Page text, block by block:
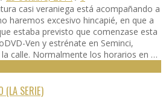
casi veraniega está acompañando a
haremos excesivo hincapié, en que a
estaba previsto que comenzase esta
Ven y estrénate en Seminci,
calle. Normalmente los horarios en …
(LA SERIE)